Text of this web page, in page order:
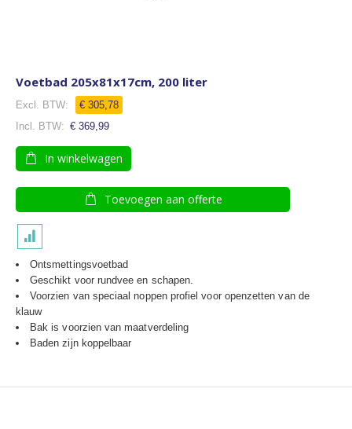
Voetbad 205x81x17cm, 200 liter
€ 305,78
€ 369,99
In winkelwagen
Toevoegen aan offerte
Ontsmettingsvoetbad
Geschikt voor rundvee en schapen.
Voorzien van speciaal noppen profiel voor openzetten van de
klauw
Bak is voorzien van maatverdeling
Baden zijn koppelbaar